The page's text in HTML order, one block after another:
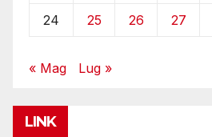
24 25 26 27
« Mag Lug »
LINK